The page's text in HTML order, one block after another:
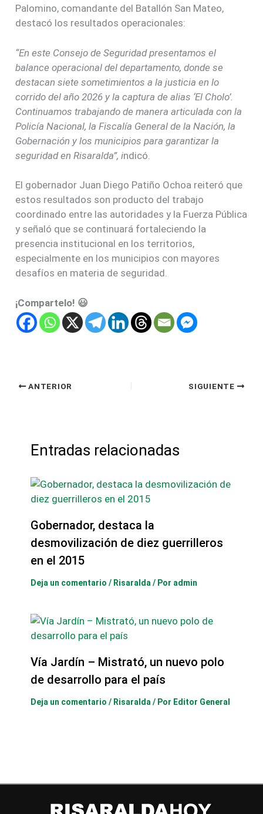
Palomino, comandante del Batallón San Mateo,
destacó los resultados operacionales:
“En este Consejo de Seguridad presentamos el
balance operacional del departamento, donde se
destacan siete sometimientos a la justicia en lo
corrido del año 2026 y la captura de alias ‘El Cholo’.
Continuamos trabajando de manera articulada con la
Policía Nacional, la Fiscalía General de la Nación, la
Gobernación y los municipios para garantizar la
seguridad en Risaralda”, indicó.
El gobernador Juan Diego Patiño Ochoa reiteró que
estos resultados son producto del trabajo
coordinado entre las autoridades y la Fuerza Pública
y señaló que se continuará fortaleciendo la
presencia institucional en los territorios,
especialmente en los municipios con mayores
desafíos en materia de seguridad.
¡Compartelo! 😃
ANTERIOR SIGUIENTE
Entradas relacionadas
Gobernador, destaca la
desmovilización de diez guerrilleros
en el 2015
Deja un comentario / Risaralda / Por admin
Vía Jardín – Mistrató, un nuevo polo
de desarrollo para el país
Deja un comentario / Risaralda / Por Editor General